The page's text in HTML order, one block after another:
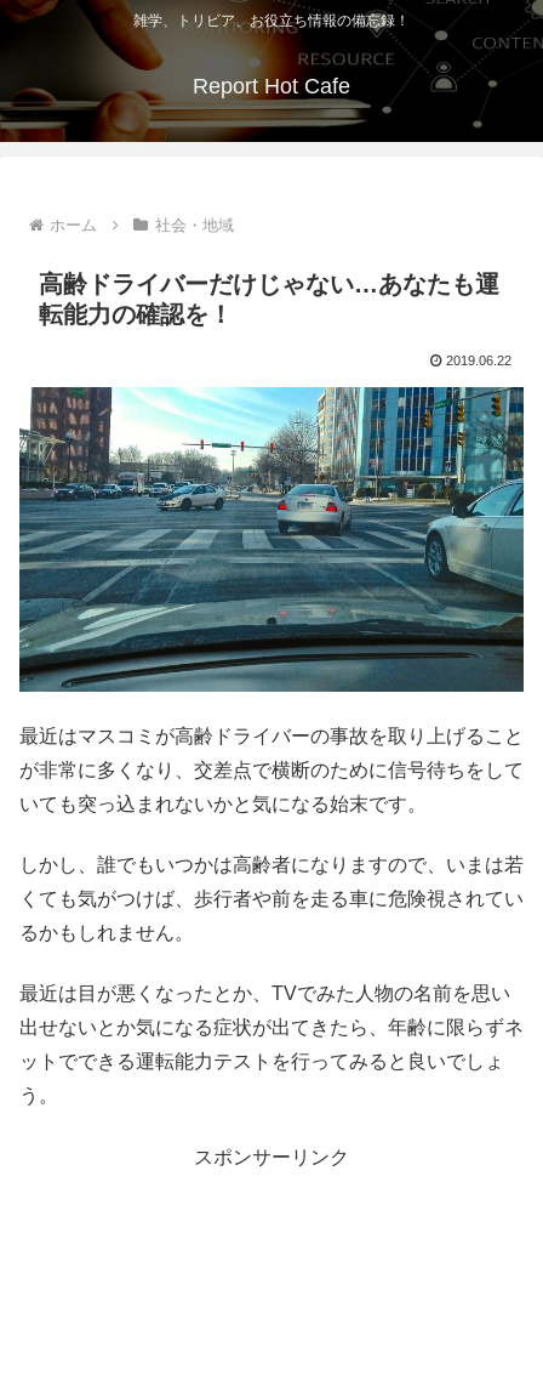
雑学、トリビア、お役立ち情報の備忘録！
Report Hot Cafe
ホーム 社会・地域
高齢ドライバーだけじゃない…あなたも運
転能力の確認を！
2019.06.22
最近はマスコミが高齢ドライバーの事故を取り上げること
が非常に多くなり、交差点で横断のために信号待ちをして
いても突っ込まれないかと気になる始末です。
しかし、誰でもいつかは高齢者になりますので、いまは若
くても気がつけば、歩行者や前を走る車に危険視されてい
るかもしれません。
最近は目が悪くなったとか、TVでみた人物の名前を思い
出せないとか気になる症状が出てきたら、年齢に限らずネ
ットでできる運転能力テストを行ってみると良いでしょ
う。
スポンサーリンク